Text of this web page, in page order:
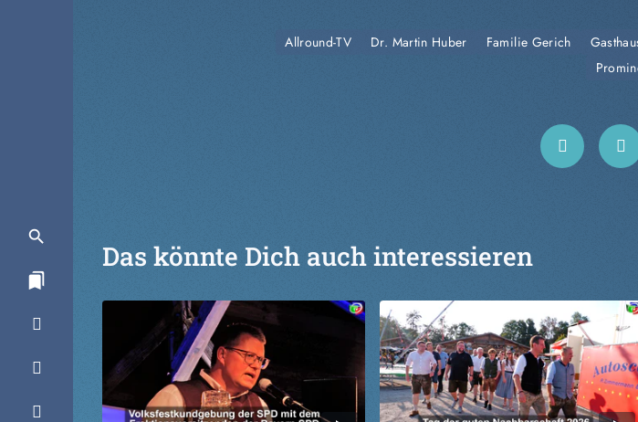
Allround-TV Dr. Martin Huber Familie Gerich
Das könnte Dich auch interessieren